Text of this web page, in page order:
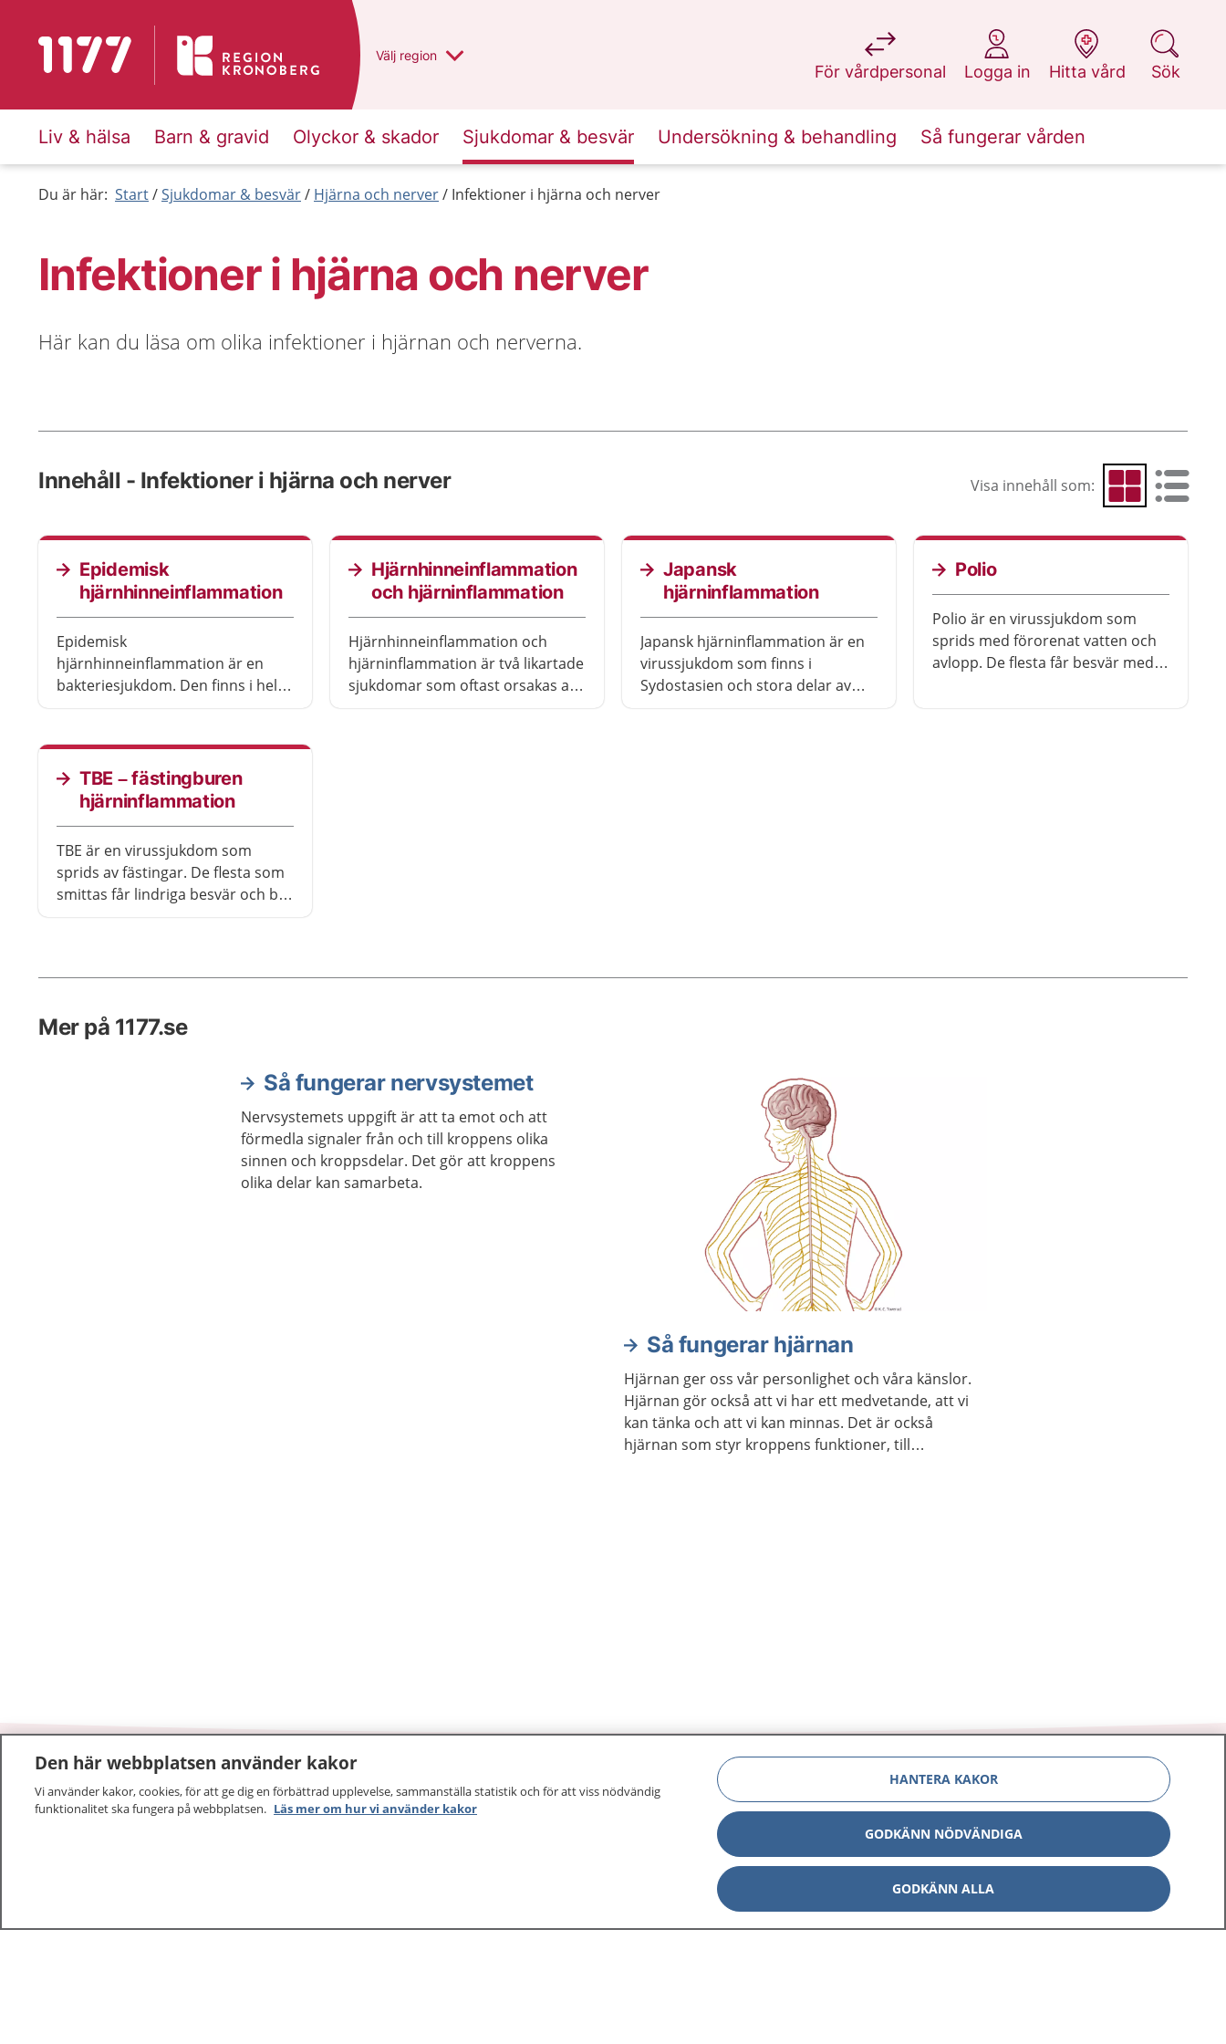
Till startsidan för 1177 Du har valt region
Välj en annan
region
För vårdpersonal
på 1177.se
Logga in
på 1177.se
Hitta vård
på 1177.se
Sök
på 1177.se
Liv & hälsa Barn & gravid Olyckor & skador Sjukdomar & besvär Undersökning & behandling Så fungerar vården
Du är här: Start Sjukdomar & besvär Hjärna och nerver Infektioner i hjärna och nerver
Infektioner i hjärna och nerver
Här kan du läsa om olika infektioner i hjärnan och nerverna.
Innehåll - Infektioner i hjärna och nerver Visa innehåll som: Visa som rutnät
Visa som
Epidemisk
hjärnhinneinflammation
Epidemisk
hjärnhinneinflammation är en
bakteriesjukdom. Den finns i hela
Sahara. Sjukdomen är ovanlig
men livshotande och kan
dessutom ge bestående besvär.
Hjärnhinneinflammation
och hjärninflammation
Hjärnhinneinflammation och
hjärninflammation är två likartade
sjukdomar som oftast orsakas av
Japansk
hjärninflammation
Japansk hjärninflammation är en
virussjukdom som finns i
Sydostasien och stora delar av
Polio
Polio är en virussjukdom som
sprids med förorenat vatten och
avlopp. De flesta får besvär med
TBE – fästingburen
hjärninflammation
TBE är en virussjukdom som
sprids av fästingar. De flesta som
smittas får lindriga besvär och blir
hjärnhinnorna. Det finns vaccin
Mer på 1177.se
Så fungerar nervsystemet
Nervsystemets uppgift är att ta emot och att
förmedla signaler från och till kroppens olika
sinnen och kroppsdelar. Det gör att kroppens
olika delar kan samarbeta.
Så fungerar hjärnan
Hjärnan ger oss vår personlighet och våra känslor.
Hjärnan gör också att vi har ett medvetande, att vi
kan tänka och att vi kan minnas. Det är också
hjärnan som styr kroppens funktioner, till
1177 –tryggt om din hälsa och vård
1177 ger dig råd när du vill må bättre.
Other languages
Lättläst svenska
Om 1177
E-tjänster
Den här webbplatsen använder kakor
Vi använder kakor, cookies, för att ge dig en förbättrad upplevelse, sammanställa statistik och för att viss nödvändig
funktionalitet ska fungera på webbplatsen. Läs mer om hur vi använder kakor
HANTERA KAKOR
GODKÄNN NÖDVÄNDIGA
GODKÄNN ALLA